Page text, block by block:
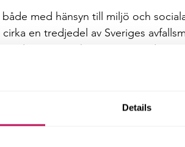
Details
med hänsyn till miljö och
en tredjedel av Sveriges
av växthusgaser. Trenden
där bland annat återbruk och
långt innan genomförandefasen
omkringliggande projekt och
och att skapa socialt hållbara projekt